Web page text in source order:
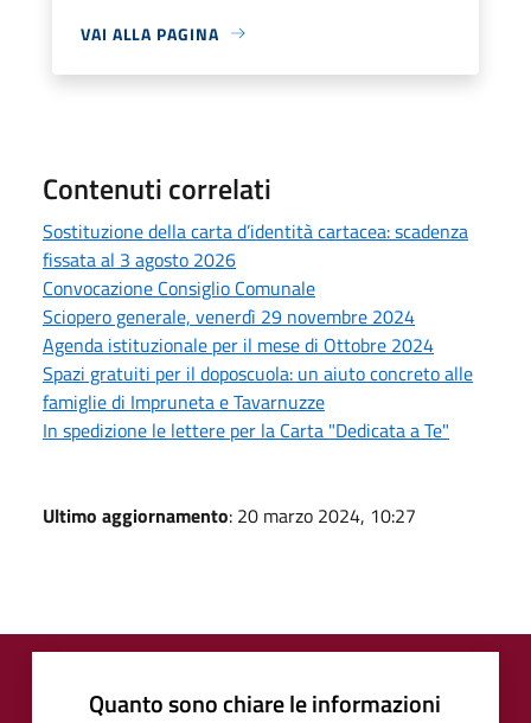
VAI ALLA PAGINA
Contenuti correlati
Sostituzione della carta d’identità cartacea: scadenza
fissata al 3 agosto 2026
Convocazione Consiglio Comunale
Sciopero generale, venerdì 29 novembre 2024
Agenda istituzionale per il mese di Ottobre 2024
Spazi gratuiti per il doposcuola: un aiuto concreto alle
famiglie di Impruneta e Tavarnuzze
In spedizione le lettere per la Carta "Dedicata a Te"
Ultimo aggiornamento: 20 marzo 2024, 10:27
Quanto sono chiare le informazioni